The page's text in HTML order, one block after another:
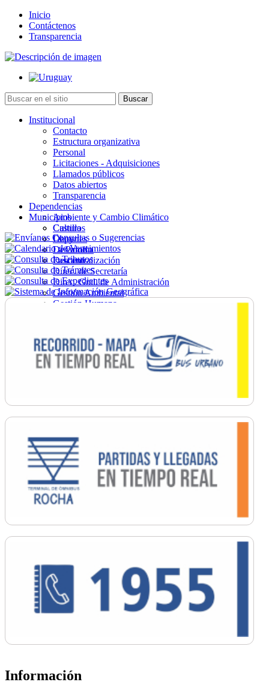
Inicio
Contáctenos
Transparencia
Institucional
Contacto
Estructura organizativa
Personal
Licitaciones - Adquisiciones
Llamados públicos
Datos abiertos
Transparencia
Dependencias
Ambiente y Cambio Climático
Cultura
Deportes
Desarrollo
Descentralización
Direc. de Secretaría
Direc. Gral. de Administración
Gestión Ambiental
Gestión Humana
Ordenamiento
Promoción Social
Salud
Secretaría General
Municipios
Castillos
Chuy
La Paloma
Lascano
Información